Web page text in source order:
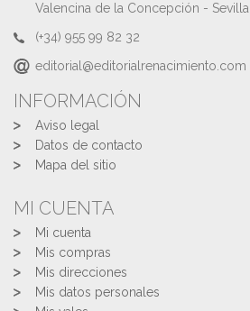
Valencina de la Concepción - Sevilla
(+34) 955 99 82 32
editorial@editorialrenacimiento.com
INFORMACIÓN
Aviso legal
Datos de contacto
Mapa del sitio
MI CUENTA
Mi cuenta
Mis compras
Mis direcciones
Mis datos personales